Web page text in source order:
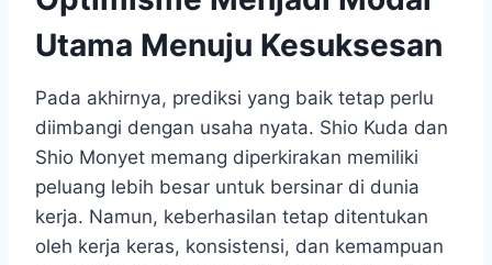
Utama Menuju Kesuksesan
Pada akhirnya, prediksi yang baik tetap perlu
diimbangi dengan usaha nyata. Shio Kuda dan
Shio Monyet memang diperkirakan memiliki
peluang lebih besar untuk bersinar di dunia
kerja. Namun, keberhasilan tetap ditentukan
oleh kerja keras, konsistensi, dan kemampuan